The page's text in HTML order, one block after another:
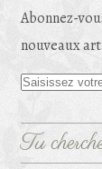
Abonnez-
nouveaux
Tu